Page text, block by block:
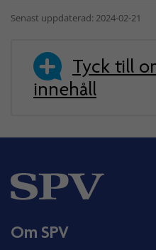
Senast uppdaterad: 2024-02-21
Tyck till
innehåll
Om SPV